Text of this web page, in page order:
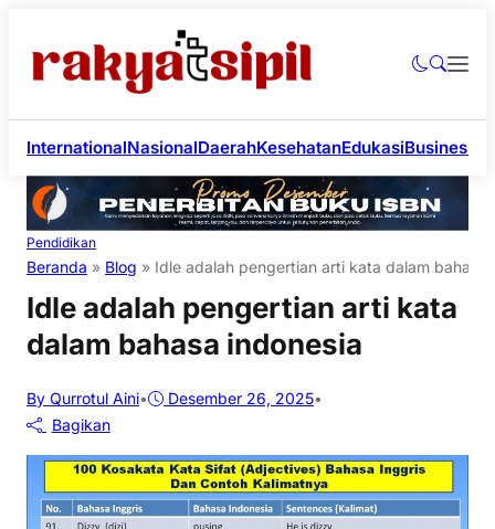
InternationalNasionalDaerahKesehatanEdukasiBusiness
Pendidikan
Beranda » Blog » Idle adalah pengertian arti kata dalam bahasa
Idle adalah pengertian arti kata
dalam bahasa indonesia
By Qurrotul Aini• Desember 26, 2025•
Bagikan